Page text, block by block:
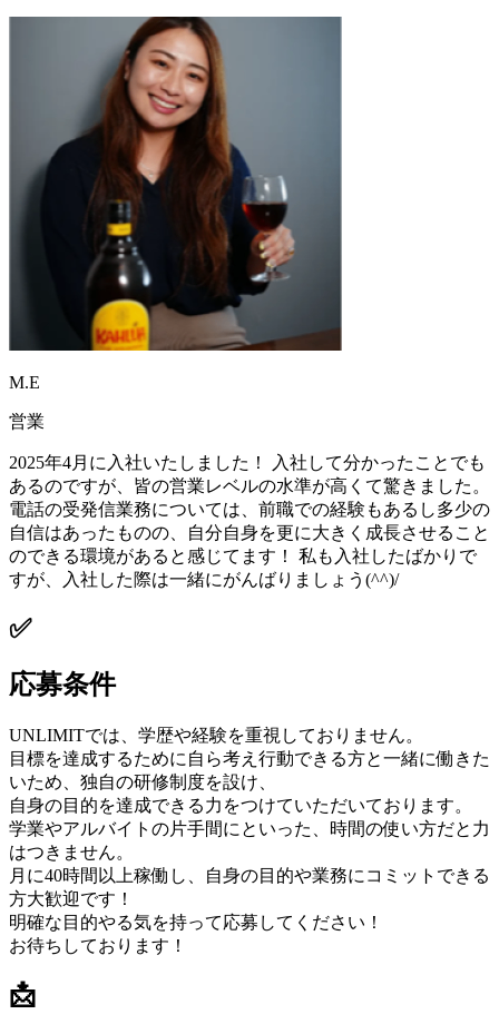
M.E
営業
2025年4月に入社いたしました！ 入社して分かったことでも
あるのですが、皆の営業レベルの水準が高くて驚きました。
電話の受発信業務については、前職での経験もあるし多少の
自信はあったものの、自分自身を更に大きく成長させること
のできる環境があると感じてます！ 私も入社したばかりで
すが、入社した際は一緒にがんばりましょう(^^)/
✅
応募条件
UNLIMITでは、学歴や経験を重視しておりません。
目標を達成するために自ら考え行動できる方と一緒に働きた
いため、独自の研修制度を設け、
自身の目的を達成できる力をつけていただいております。
学業やアルバイトの片手間にといった、時間の使い方だと力
はつきません。
月に40時間以上稼働し、自身の目的や業務にコミットできる
方大歓迎です！
明確な目的やる気を持って応募してください！
お待ちしております！
📩